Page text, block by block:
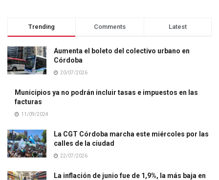
Trending Comments Latest
Aumenta el boleto del colectivo urbano en
Córdoba
20/07/2026
Municipios ya no podrán incluir tasas e impuestos en las
facturas
11/09/2024
La CGT Córdoba marcha este miércoles por las
calles de la ciudad
22/07/2026
La inflación de junio fue de 1,9%, la más baja en